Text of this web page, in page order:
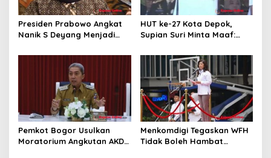
Presiden Prabowo Angkat
Nanik S Deyang Menjadi
Dadan Hindayana
HUT ke-27 Kota Depok,
Supian Suri Minta Maaf:
Banyak Kekurangan
Pemkot Bogor Usulkan
Moratorium Angkutan AKDP
Menkomdigi Tegaskan WFH
Tidak Boleh Hambat